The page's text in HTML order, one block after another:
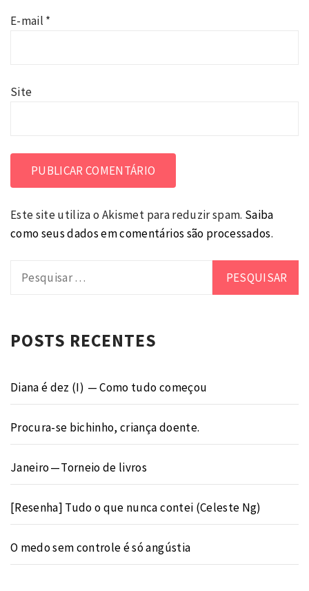
E-mail *
Site
Este site utiliza o Akismet para reduzir spam. Saiba
como seus dados em comentários são processados.
POSTS RECENTES
Diana é dez (I) — Como tudo começou
Procura-se bichinho, criança doente.
Janeiro — Torneio de livros
[Resenha] Tudo o que nunca contei (Celeste Ng)
O medo sem controle é só angústia